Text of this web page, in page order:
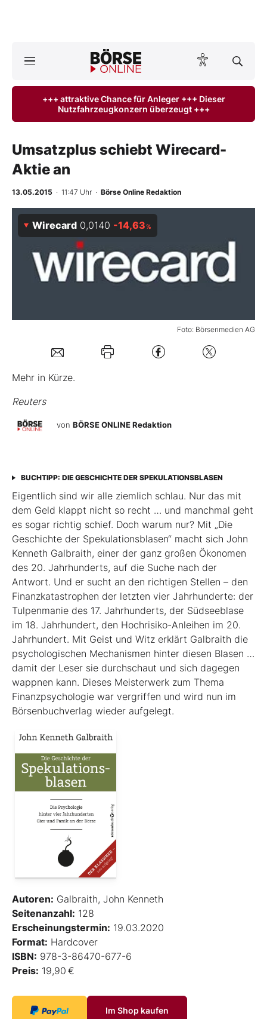
ktuelle Ausgabe BÖRSE ONLINE lesen
Finanz-Check
BO-Musterdepots
Experten
+++ attraktive Chance für Anleger +++ Dieser
Nutzfahrzeugkonzern überzeugt +++
Umsatzplus schiebt Wirecard-
Aktie an
13.05.2015 · 11:47 Uhr · Börse Online Redaktion
Foto: Börsenmedien AG
Wirecard 0,0140 -14,63%
Mehr in Kürze.
Reuters
von BÖRSE ONLINE Redaktion
BUCHTIPP: DIE GESCHICHTE DER SPEKULATIONSBLASEN
Eigentlich sind wir alle ziemlich schlau. Nur das mit
dem Geld klappt nicht so recht … und manchmal geht
es sogar richtig schief. Doch warum nur? Mit „Die
Geschichte der Spekulationsblasen“ macht sich John
Kenneth Galbraith, einer der ganz großen Ökonomen
des 20. Jahrhunderts, auf die Suche nach der
Antwort. Und er sucht an den richtigen Stellen – den
Finanz­katas­trophen der letzten vier Jahrhunderte: der
Tulpenmanie des 17. Jahrhunderts, der Südseeblase
im 18. Jahrhundert, den Hochrisiko-Anleihen im 20.
Jahrhundert. Mit Geist und Witz erklärt Gal­braith die
psychologischen Mechanismen hinter diesen Blasen …
damit der Leser sie durchschaut und sich dagegen
wappnen kann. Dieses Meisterwerk zum Thema
Finanzpsychologie war vergriffen und wird nun im
Börsenbuchverlag wieder aufgelegt.
Autoren: Galbraith, John Kenneth
Seitenanzahl: 128
Erscheinungstermin: 19.03.2020
Format: Hardcover
ISBN: 978-3-86470-677-6
Preis: 19,90 €
Im Shop kaufen